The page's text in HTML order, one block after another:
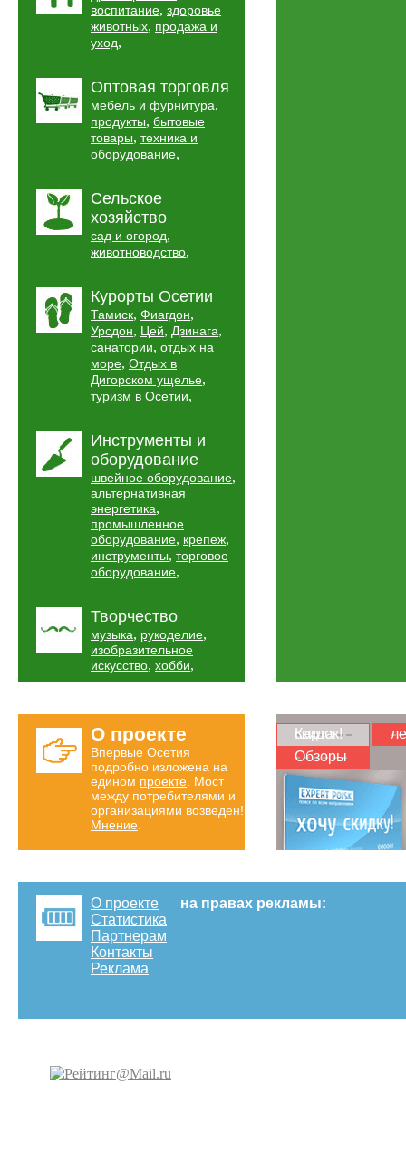
воспитание, здоровье
животных, продажа и
уход,
Оптовая торговля
мебель и фурнитура,
продукты, бытовые
товары, техника и
оборудование,
Сельское
хозяйство
сад и огород,
животноводство,
Курорты Осетии
Тамиск, Фиагдон,
Урсдон, Цей, Дзинага,
санатории, отдых на
море, Отдых в
Дигорском ущелье,
туризм в Осетии,
Инструменты и
оборудование
швейное оборудование,
альтернативная
энергетика,
промышленное
оборудование, крепеж,
инструменты, торговое
оборудование,
Творчество
музыка, рукоделие,
изобразительное
искусство, хобби,
О проекте
Впервые Осетия
подробно изложена на
едином проекте . Мост
между потребителями и
организациями возведен!
Мнение
Карта скидок!
Обзоры
О проекте
Статистика
Партнерам
Контакты
Реклама
на правах рекламы: